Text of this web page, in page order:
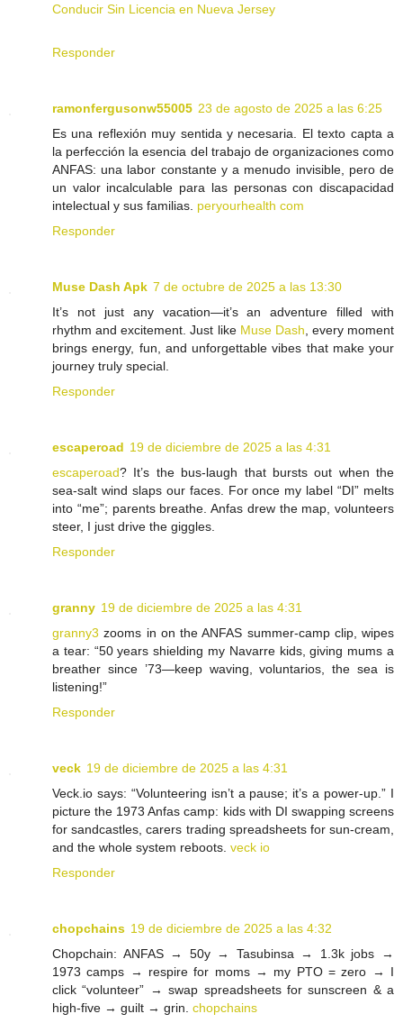
Conducir Sin Licencia en Nueva Jersey
Responder
ramonfergusonw55005 23 de agosto de 2025 a las 6:25
Es una reflexión muy sentida y necesaria. El texto capta a
la perfección la esencia del trabajo de organizaciones como
ANFAS: una labor constante y a menudo invisible, pero de
un valor incalculable para las personas con discapacidad
intelectual y sus familias. peryourhealth com
Responder
Muse Dash Apk 7 de octubre de 2025 a las 13:30
It’s not just any vacation—it’s an adventure filled with
rhythm and excitement. Just like Muse Dash , every moment
brings energy, fun, and unforgettable vibes that make your
journey truly special.
Responder
escaperoad 19 de diciembre de 2025 a las 4:31
escaperoad? It’s the bus-laugh that bursts out when the
sea-salt wind slaps our faces. For once my label “DI” melts
into “me”; parents breathe. Anfas drew the map, volunteers
steer, I just drive the giggles.
Responder
granny 19 de diciembre de 2025 a las 4:31
granny3 zooms in on the ANFAS summer-camp clip, wipes
a tear: “50 years shielding my Navarre kids, giving mums a
breather since ’73—keep waving, voluntarios, the sea is
listening!”
Responder
veck 19 de diciembre de 2025 a las 4:31
Veck.io says: “Volunteering isn’t a pause; it’s a power-up.” I
picture the 1973 Anfas camp: kids with DI swapping screens
for sandcastles, carers trading spreadsheets for sun-cream,
and the whole system reboots. veck io
Responder
chopchains 19 de diciembre de 2025 a las 4:32
Chopchain: ANFAS → 50y → Tasubinsa → 1.3k jobs →
1973 camps → respire for moms → my PTO = zero → I
click “volunteer” → swap spreadsheets for sunscreen & a
high-five → guilt → grin. chopchains